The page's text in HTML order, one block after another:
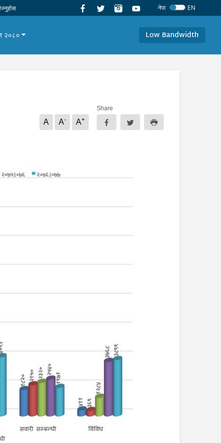
नेपा EN
२०८० Low Bandwidth
A A- A+
Share